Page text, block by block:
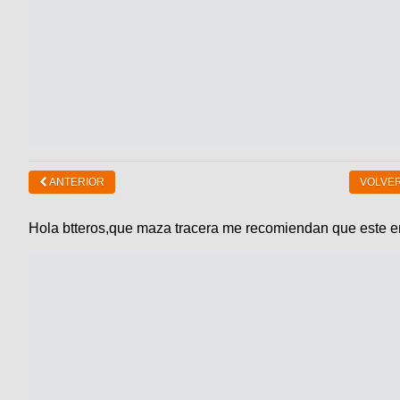
ANTERIOR
Hola btteros,que maza tracera me recomiendan que este